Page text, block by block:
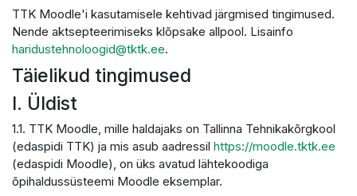
TTK Moodle'i kasutamisele kehtivad järgmised tingimused.
Nende aktsepteerimiseks klõpsake allpool. Lisainfo
haridustehnoloogid@tktk.ee.
Täielikud tingimused
I. Üldist
1.1. TTK Moodle, mille haldajaks on Tallinna Tehnikakõrgkool
(edaspidi TTK) ja mis asub aadressil https://moodle.tktk.ee
(edaspidi Moodle), on üks avatud lähtekoodiga
õpihaldussüsteemi Moodle eksemplar.